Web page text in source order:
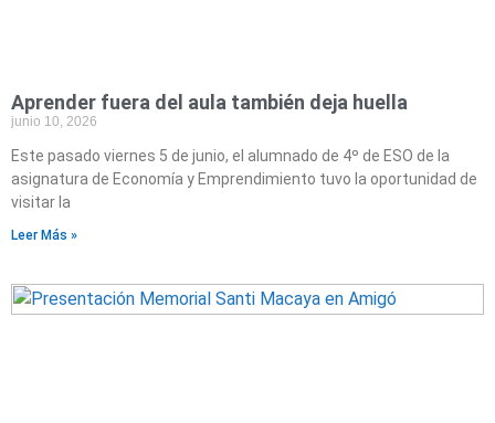
Aprender fuera del aula también deja huella
junio 10, 2026
Este pasado viernes 5 de junio, el alumnado de 4º de ESO de la
asignatura de Economía y Emprendimiento tuvo la oportunidad de
visitar la
Leer Más »